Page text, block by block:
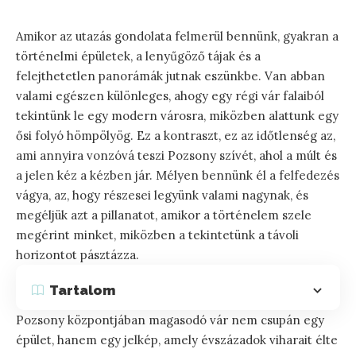
Amikor az utazás gondolata felmerül bennünk, gyakran a
történelmi épületek, a lenyűgöző tájak és a
felejthetetlen panorámák jutnak eszünkbe. Van abban
valami egészen különleges, ahogy egy régi vár falaiból
tekintünk le egy modern városra, miközben alattunk egy
ősi folyó hömpölyög. Ez a kontraszt, ez az időtlenség az,
ami annyira vonzóvá teszi Pozsony szívét, ahol a múlt és
a jelen kéz a kézben jár. Mélyen bennünk él a felfedezés
vágya, az, hogy részesei legyünk valami nagynak, és
megéljük azt a pillanatot, amikor a történelem szele
megérint minket, miközben a tekintetünk a távoli
horizontot pásztázza.
Tartalom
Pozsony központjában magasodó vár nem csupán egy
épület, hanem egy jelkép, amely évszázadok viharait élte